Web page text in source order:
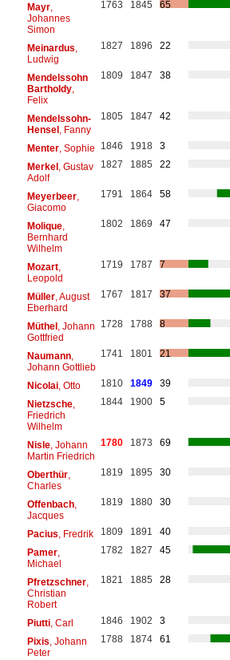
Mayr,
Johannes
Simon
1763 1845 65
Meinardus
Ludwig
1827 1896 22
Mendelssohn
Bartholdy,
Felix
1809 1847 38
Mendelssohn-
Hensel, Fanny
1805 1847 42
Menter, Sophie 1846 1918
3
Merkel, Gustav
Adolf
1827 1885 22
Meyerbeer,
Giacomo
1791 1864 58
Molique,
Bernhard
Wilhelm
1802 1869 47
Mozart,
Leopold
1719 1787 7
Müller, August
Eberhard
1767 1817 37
Müthel, Johann
Gottfried
1728 1788 8
Naumann,
Johann Gottlieb
1741 1801 21
Nicolai, Otto 1810 1849
39
Nietzsche,
Friedrich
Wilhelm
1844 1900 5
Nisle, Johann
Martin Friedrich
1780 1873 69
Oberthür,
Charles
1819 1895 30
Offenbach,
Jacques
1819 1880 30
Pacius , Fredrik 1809 1891
40
Pamer,
Michael
1782 1827 45
Pfretzschner,
Christian
Robert
1821 1885 28
Piutti, Carl 1846 1902
3
Pixis , Johann
Peter
1788 1874 61